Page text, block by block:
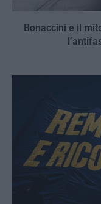
Bonaccini e il